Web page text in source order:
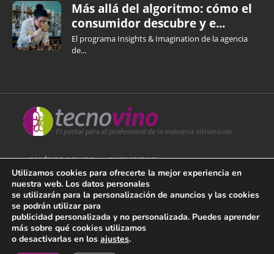
Más allá del algoritmo: cómo el
consumidor descubre y e...
El programa Insights & Imagination de la agencia
de...
QUIÉNES SOMOS PUBLICIDAD
AVISO LEGAL
POLÍTICA DE COOKIES
POLÍTICA DE PRIVACIDAD
Utilizamos cookies para ofrecerte la mejor experiencia en
nuestra web. Los datos personales
se utilizarán para la personalización de anuncios y las cookies
se podrán utilizar para
publicidad personalizada y no personalizada. Puedes aprender
más sobre qué cookies utilizamos
o desactivarlas en los ajustes.